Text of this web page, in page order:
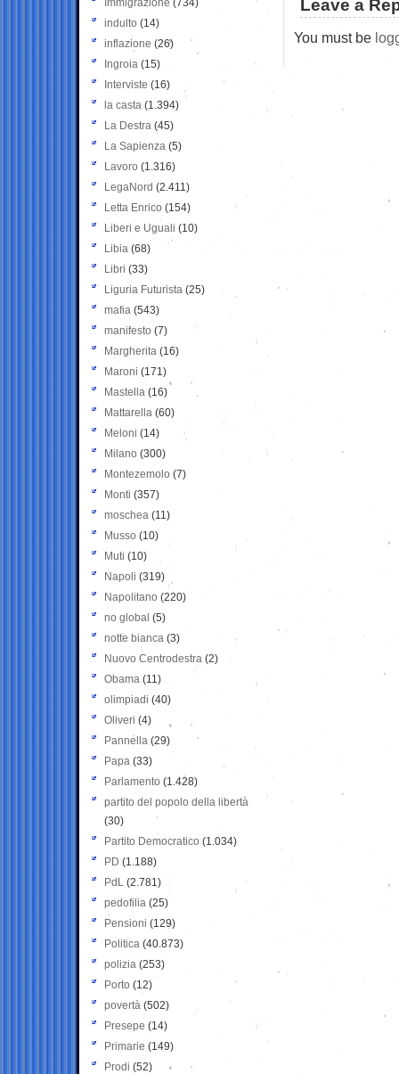
Leave a
You must be
Immigrazione (734)
indulto (14)
inflazione (26)
Ingroia (15)
Interviste (16)
la casta (1.394)
La Destra (45)
La Sapienza (5)
Lavoro (1.316)
LegaNord (2.411)
Letta Enrico (154)
Liberi e Uguali (10)
Libia (68)
Libri (33)
Liguria Futurista (25)
mafia (543)
manifesto (7)
Margherita (16)
Maroni (171)
Mastella (16)
Mattarella (60)
Meloni (14)
Milano (300)
Montezemolo (7)
Monti (357)
moschea (11)
Musso (10)
Muti (10)
Napoli (319)
Napolitano (220)
no global (5)
notte bianca (3)
Nuovo Centrodestra (2)
Obama (11)
olimpiadi (40)
Oliveri (4)
Pannella (29)
Papa (33)
Parlamento (1.428)
partito del popolo della libertà
(30)
Partito Democratico (1.034)
PD (1.188)
PdL (2.781)
pedofilia (25)
Pensioni (129)
Politica (40.873)
polizia (253)
Porto (12)
povertà (502)
Presepe (14)
Primarie (149)
Prodi (52)